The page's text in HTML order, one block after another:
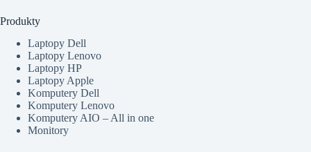
Produkty
Laptopy Dell
Laptopy Lenovo
Laptopy HP
Laptopy Apple
Komputery Dell
Komputery Lenovo
Komputery AIO – All in one
Monitory